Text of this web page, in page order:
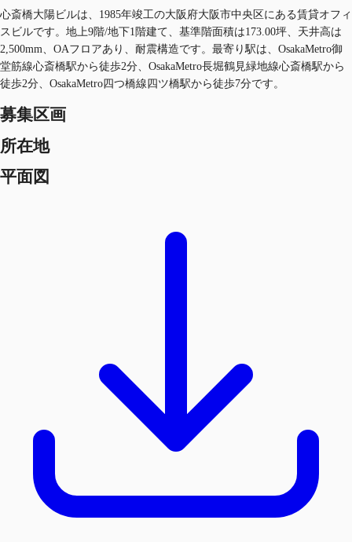
心斎橋大陽ビルは、1985年竣工の大阪府大阪市中央区にある賃貸オフィ
スビルです。地上9階/地下1階建て、基準階面積は173.00坪、天井高は
2,500mm、OAフロアあり、耐震構造です。最寄り駅は、OsakaMetro御
堂筋線心斎橋駅から徒歩2分、OsakaMetro長堀鶴見緑地線心斎橋駅から
徒歩2分、OsakaMetro四つ橋線四ツ橋駅から徒歩7分です。
募集区画
所在地
平面図